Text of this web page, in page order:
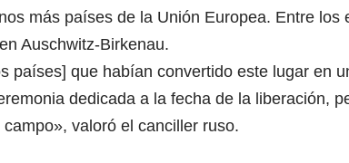
más países de la Unión Europea. Entre los
Auschwitz-Birkenau.
países] que habían convertido este lugar en
dedicada a la fecha de la liberación,
valoró el canciller ruso.